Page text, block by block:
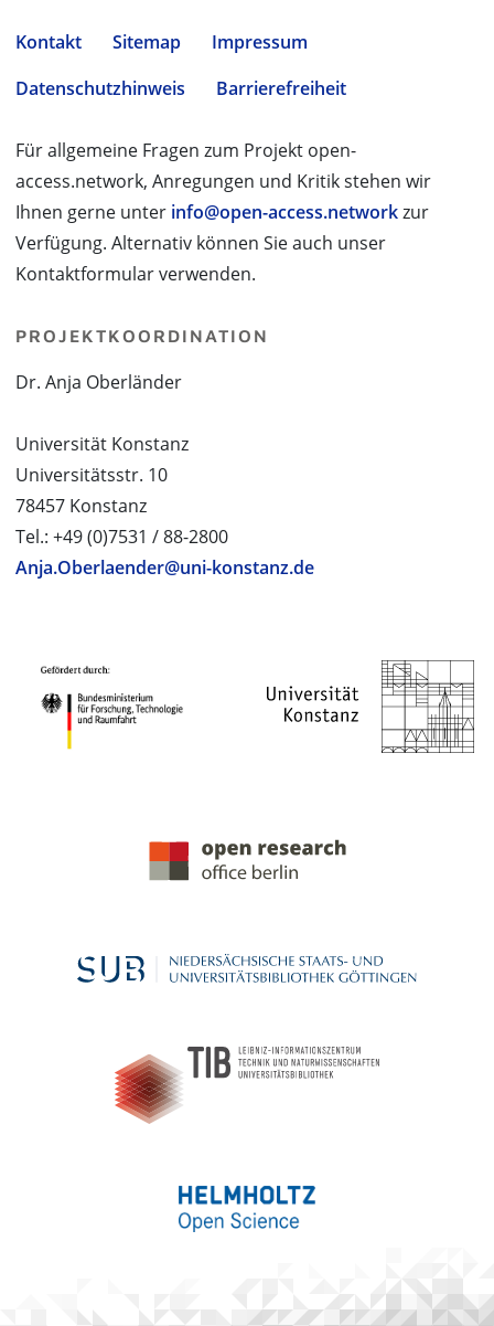
Kontakt Sitemap
Impressum
Datenschutzhinweis
Barrierefreiheit
Für allgemeine Fragen zum Projekt open-
access.network, Anregungen und Kritik stehen wir
Ihnen gerne unter info@open-access.networkzur
Verfügung. Alternativ können Sie auch unser
Kontaktformular verwenden.
PROJEKTKOORDINATION
Dr. Anja Oberländer
Universität Konstanz
Universitätsstr. 10
78457 Konstanz
Tel.: +49 (0)7531 / 88-2800
Anja.Oberlaender@uni-konstanz.de